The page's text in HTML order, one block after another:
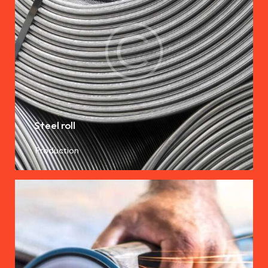
Steel roll
Production